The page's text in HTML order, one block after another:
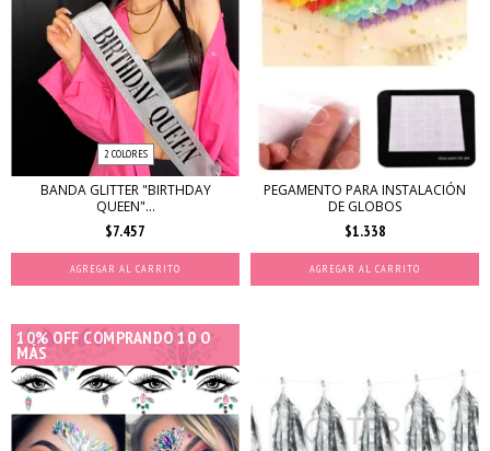
2 COLORES
BANDA GLITTER "BIRTHDAY
QUEEN"...
$7.457
AGREGAR AL CARRITO
PEGAMENTO PARA INSTALACIÓN
DE GLOBOS
$1.338
10% OFF COMPRANDO 10 O
MÁS